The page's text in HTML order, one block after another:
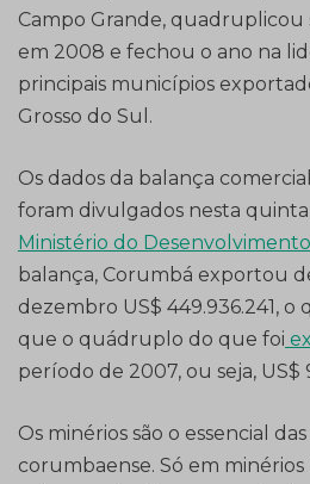
Campo Grande, quadruplicou
em 2008 e fechou o ano na
principais municípios
Grosso do Sul.
Os dados da balança
foram divulgados nesta
Ministério do
balança, Corumbá exportou
dezembro US$ 449.936.241,
que o quádruplo do que foi
período de 2007, ou seja, US$
Os minérios são o essencial
corumbaense. Só em